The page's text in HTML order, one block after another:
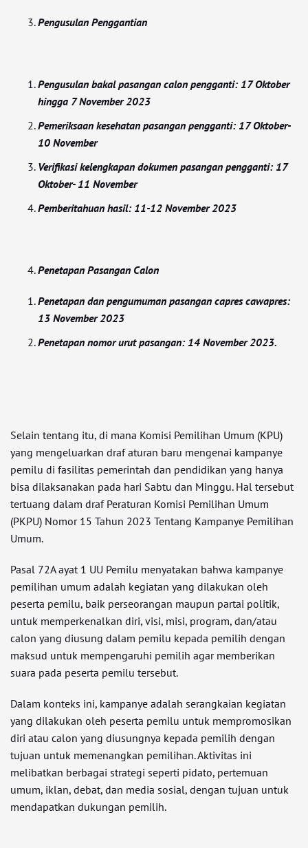
Pengusulan Penggantian
Pengusulan bakal pasangan calon pengganti: 17 Oktober
hingga 7 November 2023
Pemeriksaan kesehatan pasangan pengganti: 17 Oktober-
10 November
Verifikasi kelengkapan dokumen pasangan pengganti: 17
Oktober- 11 November
Pemberitahuan hasil: 11-12 November 2023
Penetapan Pasangan Calon
Penetapan dan pengumuman pasangan capres cawapres:
13 November 2023
Penetapan nomor urut pasangan: 14 November 2023.
Selain tentang itu, di mana Komisi Pemilihan Umum (KPU)
yang mengeluarkan draf aturan baru mengenai kampanye
pemilu di fasilitas pemerintah dan pendidikan yang hanya
bisa dilaksanakan pada hari Sabtu dan Minggu. Hal tersebut
tertuang dalam draf Peraturan Komisi Pemilihan Umum
(PKPU) Nomor 15 Tahun 2023 Tentang Kampanye Pemilihan
Umum.
Pasal 72A ayat 1 UU Pemilu menyatakan bahwa kampanye
pemilihan umum adalah kegiatan yang dilakukan oleh
peserta pemilu, baik perseorangan maupun partai politik,
untuk memperkenalkan diri, visi, misi, program, dan/atau
calon yang diusung dalam pemilu kepada pemilih dengan
maksud untuk mempengaruhi pemilih agar memberikan
suara pada peserta pemilu tersebut.
Dalam konteks ini, kampanye adalah serangkaian kegiatan
yang dilakukan oleh peserta pemilu untuk mempromosikan
diri atau calon yang diusungnya kepada pemilih dengan
tujuan untuk memenangkan pemilihan. Aktivitas ini
melibatkan berbagai strategi seperti pidato, pertemuan
umum, iklan, debat, dan media sosial, dengan tujuan untuk
mendapatkan dukungan pemilih.